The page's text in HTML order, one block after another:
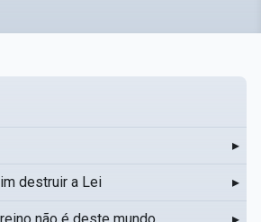
▸
destruir a Lei ▸